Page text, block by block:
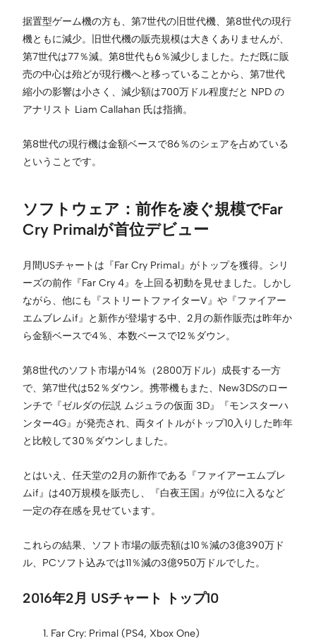
据置型ゲーム機の方も、第7世代の旧世代機、第8世代の現行
機ともに減少。旧世代機の販売規模は大きくありませんが、
第7世代は77％減。第8世代も6％減少しました。ただ既に販
売の中心は殆どが現行機へと移っていることから、第7世代
縮小の影響は小さく、減少額は700万ドル程度だと NPD の
アナリスト Liam Callahan 氏は指摘。
第8世代の現行機は金額ベースで86％のシェアを占めている
ということです。
ソフトウェア：前作を凌ぐ規模でFar
Cry Primalが首位デビュー
月間USチャートは『Far Cry Primal』がトップを獲得。シリ
ーズの前作『Far Cry 4』を上回る初動を見せました。しかし
ながら、他にも『ストリートファイターV』や『ファイアー
エムブレムif』と新作が登場する中、2月の新作販売は昨年か
ら金額ベースで4％、本数ベースで12％ダウン。
第8世代のソフト市場が14％（2800万ドル）成長する一方
で、第7世代は52％ダウン。携帯機もまた、New3DSのロー
ンチで『ゼルダの伝説 ムジュラの仮面 3D』『モンスターハ
ンター4G』が発売され、両タイトルがトップ10入りした昨年
と比較して30％ダウンしました。
とはいえ、任天堂の2月の新作である『ファイアーエムブレ
ムif』は40万規模を販売し、『白夜王国』が9位に入るなど
一定の存在感を見せています。
これらの結果、ソフト市場の販売額は10％減の3億390万ド
ル、PCソフト込みでは11％減の3億950万ドルでした。
2016年2月 USチャート トップ10
Far Cry: Primal (PS4, Xbox One)